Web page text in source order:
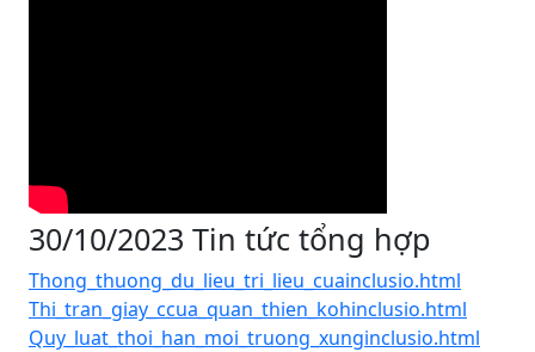
30/10/2023 Tin tức tổng hợp
Thong_thuong_du_lieu_tri_lieu_cuainclusio.html
Thi_tran_giay_ccua_quan_thien_kohinclusio.html
Quy_luat_thoi_han_moi_truong_xunginclusio.html